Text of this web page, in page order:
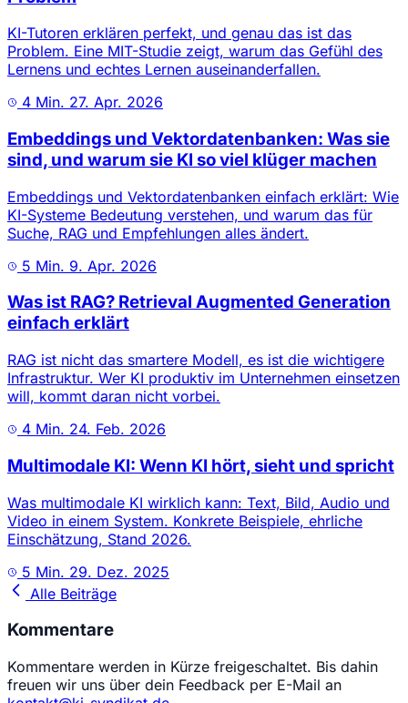
KI-Tutoren erklären perfekt, und genau das ist das
Problem. Eine MIT-Studie zeigt, warum das Gefühl des
Lernens und echtes Lernen auseinanderfallen.
4 Min. 27. Apr. 2026
Embeddings und Vektordatenbanken: Was sie
sind, und warum sie KI so viel klüger machen
Embeddings und Vektordatenbanken einfach erklärt: Wie
KI-Systeme Bedeutung verstehen, und warum das für
Suche, RAG und Empfehlungen alles ändert.
5 Min. 9. Apr. 2026
Was ist RAG? Retrieval Augmented Generation
einfach erklärt
RAG ist nicht das smartere Modell, es ist die wichtigere
Infrastruktur. Wer KI produktiv im Unternehmen einsetzen
will, kommt daran nicht vorbei.
4 Min. 24. Feb. 2026
Multimodale KI: Wenn KI hört, sieht und spricht
Was multimodale KI wirklich kann: Text, Bild, Audio und
Video in einem System. Konkrete Beispiele, ehrliche
Einschätzung, Stand 2026.
5 Min. 29. Dez. 2025
Alle Beiträge
Kommentare
Kommentare werden in Kürze freigeschaltet. Bis dahin
freuen wir uns über dein Feedback per E-Mail an